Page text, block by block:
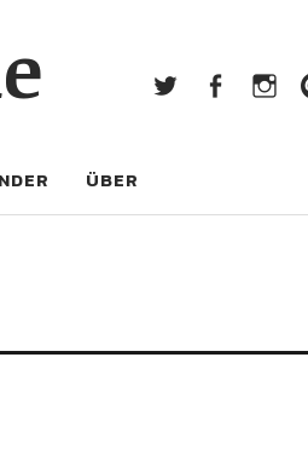
ÜBER